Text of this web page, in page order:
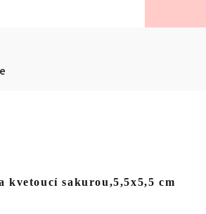
kvetoucí sakurou,5,5x5,5 cm